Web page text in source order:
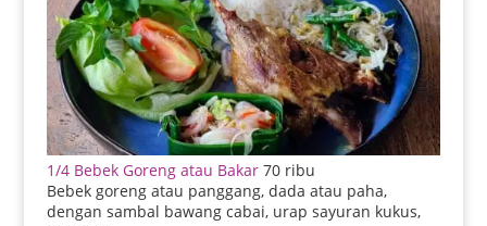
1/4 Bebek Goreng atau Bakar 70 ribu
Bebek goreng atau panggang, dada atau paha,
dengan sambal bawang cabai, urap sayuran kukus,